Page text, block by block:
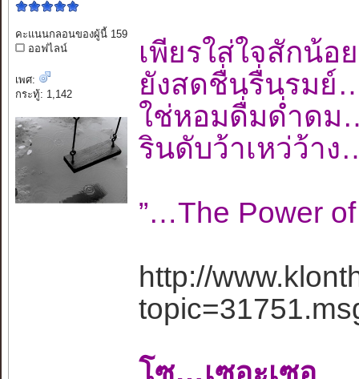
คะแนนกลอนของผู้นี้ 159
ออฟไลน์
เพศ:
กระทู้: 1,142
เพียรใส่ใจสัก
ยังสดชื่นรื่นรม
ใช่หอมดื่มด่ำด
รินดับว้าเหว่ว้
”…The Power
http://